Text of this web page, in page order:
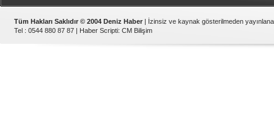
Tüm Hakları Saklıdır © 2004 Deniz Haber | İzinsiz ve kaynak gösterilmeden
Tel : 0544 880 87 87 | Haber Scripti: CM Bilişim